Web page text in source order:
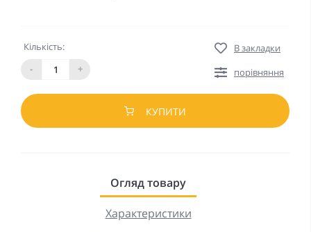
Кількість:
-
+
В закладки
порівняння
КУПИТИ
Огляд товару
Характеристики